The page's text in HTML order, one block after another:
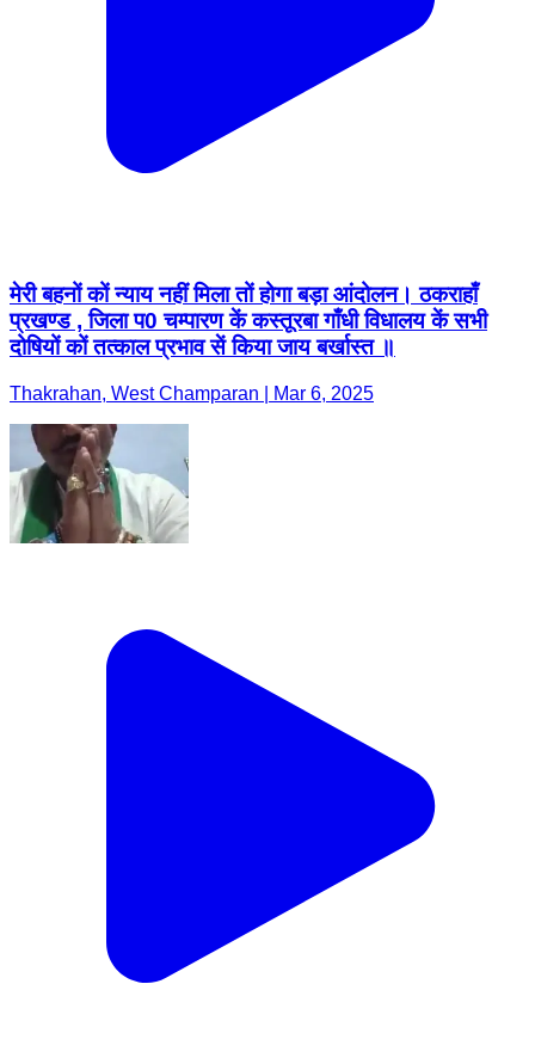
मेरी बहनों कों न्याय नहीं मिला तों होगा बड़ा आंदोलन। ठकराहाँ
प्रखण्ड , जिला प0 चम्पारण कें कस्तूरबा गाँधी विधालय कें सभी
दोषियों कों तत्काल प्रभाव सें किया जाय बर्खास्त ॥
Thakrahan, West Champaran | Mar 6, 2025